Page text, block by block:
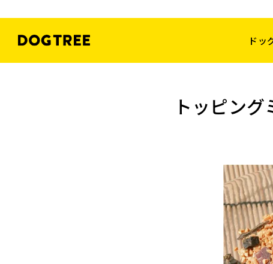
ドッ
トッピン